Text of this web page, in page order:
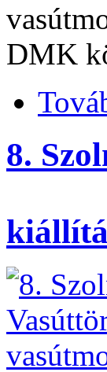
DMK
8.